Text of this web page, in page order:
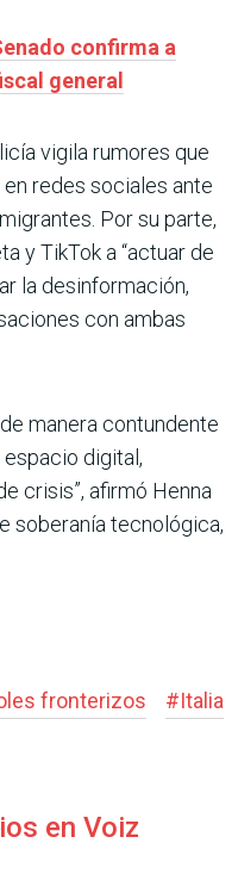
confirma a
general
vigila rumores que
redes sociales ante
Por su parte,
y TikTok a “actuar de
la desinformación,
con ambas
manera contundente
digital,
crisis”, afirmó Henna
soberanía tecnológica,
fronterizos #Italia
en Voiz